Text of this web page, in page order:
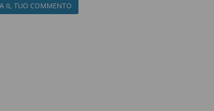
IL TUO COMMENTO